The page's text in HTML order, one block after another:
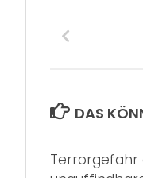
DAS
Terrorgefahr